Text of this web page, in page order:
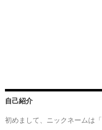
自己紹介
初めまして、ニックネームは